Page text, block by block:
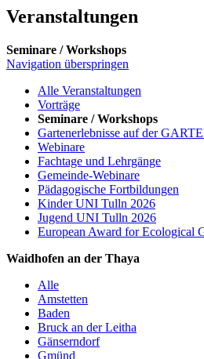
Veranstaltungen
Seminare / Workshops
Navigation überspringen
Alle Veranstaltungen
Vorträge
Seminare / Workshops
Gartenerlebnisse auf der
Webinare
Fachtage und Lehrgänge
Gemeinde-Webinare
Pädagogische Fortbildungen
Kinder UNI Tulln 2026
Jugend UNI Tulln 2026
European Award for Ecological
Waidhofen an der Thaya
Alle
Amstetten
Baden
Bruck an der Leitha
Gänserndorf
Gmünd